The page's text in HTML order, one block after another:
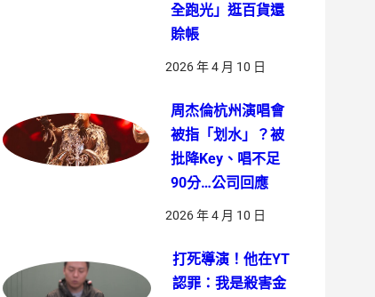
全跑光」逛百貨還
賒帳
2026 年 4 月 10 日
周杰倫杭州演唱會
被指「划水」？被
批降Key、唱不足
90分…公司回應
2026 年 4 月 10 日
打死導演！他在YT
認罪：我是殺害金